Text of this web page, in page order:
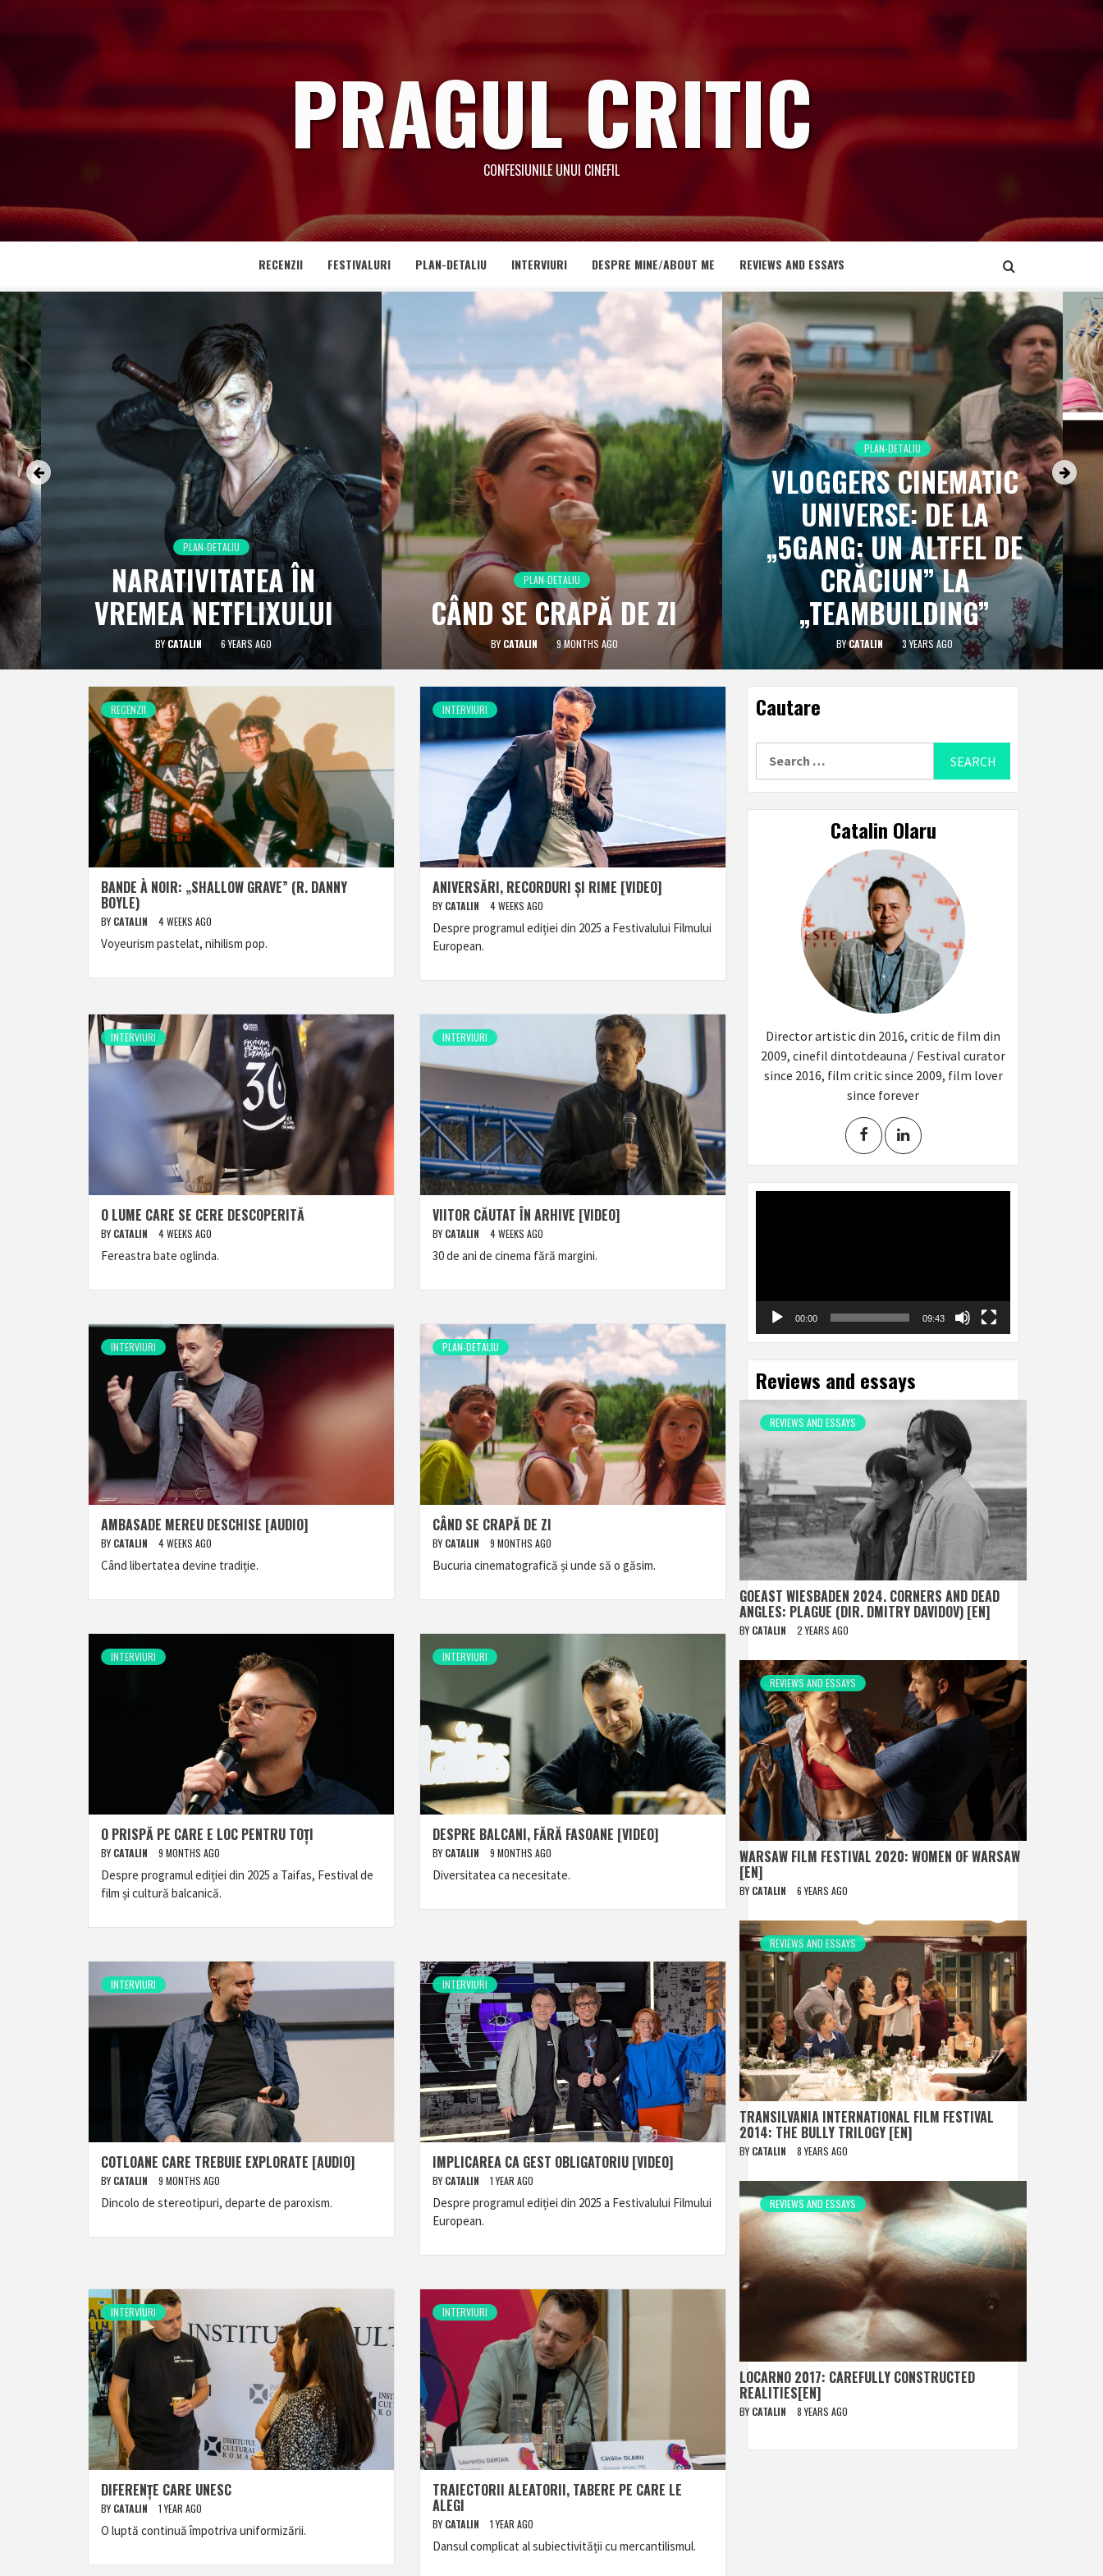
PRAGUL CRITIC
CONFESIUNILE UNUI CINEFIL
RECENZII FESTIVALURI PLAN-DETALIU INTERVIURI DESPRE MINE/ABOUT ME REVIEWS AND ESSAYS
PLAN-DETALIU
NARATIVITATEA ÎN
VREMEA NETFLIXULUI
BYCATALIN 6 YEARS AGO
PLAN-DETALIU
CÂND SE CRAPĂ DE ZI
BY CATALIN 9 MONTHS AGO
PLAN-DETALIU
VLOGGERS CINEMATIC
UNIVERSE: DE LA
„5GANG: UN ALTFEL DE
CRĂCIUN” LA
„TEAMBUILDING”
BYCATALIN 3 YEARS AGO
RECENZII
BANDE À NOIR: „SHALLOW GRAVE” (R. DANNY
BOYLE)
BY CATALIN 4 WEEKS AGO
Voyeurism pastelat, nihilism pop.
INTERVIURI
ANIVERSĂRI, RECORDURI ȘI RIME [VIDEO]
BY CATALIN 4 WEEKS AGO
Despre programul ediției din 2025 a Festivalului Filmului
European.
INTERVIURI
O LUME CARE SE CERE DESCOPERITĂ
BY CATALIN 4 WEEKS AGO
Fereastra bate oglinda.
INTERVIURI
VIITOR CĂUTAT ÎN ARHIVE [VIDEO]
BY CATALIN 4 WEEKS AGO
30 de ani de cinema fără margini.
INTERVIURI
AMBASADE MEREU DESCHISE [AUDIO]
BY CATALIN 4 WEEKS AGO
Când libertatea devine tradiție.
PLAN-DETALIU
CÂND SE CRAPĂ DE ZI
BY CATALIN 9 MONTHS AGO
Bucuria cinematografică și unde să o găsim.
INTERVIURI
O PRISPĂ PE CARE E LOC PENTRU TOȚI
BY CATALIN 9 MONTHS AGO
Despre programul ediției din 2025 a Taifas, Festival de
film și cultură balcanică.
INTERVIURI
DESPRE BALCANI, FĂRĂ FASOANE [VIDEO]
BY CATALIN 9 MONTHS AGO
Diversitatea ca necesitate.
INTERVIURI
COTLOANE CARE TREBUIE EXPLORATE [AUDIO]
BY CATALIN 9 MONTHS AGO
Dincolo de stereotipuri, departe de paroxism.
INTERVIURI
IMPLICAREA CA GEST OBLIGATORIU [VIDEO]
BY CATALIN 1 YEAR AGO
Despre programul ediției din 2025 a Festivalului Filmului
European.
INTERVIURI
DIFERENȚE CARE UNESC
BY CATALIN 1 YEAR AGO
O luptă continuă împotriva uniformizării.
INTERVIURI
TRAIECTORII ALEATORII, TABERE PE CARE LE
ALEGI
BY CATALIN 1 YEAR AGO
Dansul complicat al subiectivității cu mercantilismul.
Cautare
Catalin Olaru
Director artistic din 2016, critic de film din
2009, cinefil dintotdeauna / Festival curator
since 2016, film critic since 2009, film lover
since forever
00:00 09:43
Reviews and essays
REVIEWS AND ESSAYS
GOEAST WIESBADEN 2024. CORNERS AND DEAD
ANGLES: PLAGUE (DIR. DMITRY DAVIDOV) [EN]
BY CATALIN 2 YEARS AGO
REVIEWS AND ESSAYS
WARSAW FILM FESTIVAL 2020: WOMEN OF WARSAW
[EN]
BY CATALIN 6 YEARS AGO
REVIEWS AND ESSAYS
TRANSILVANIA INTERNATIONAL FILM FESTIVAL
2014: THE BULLY TRILOGY [EN]
BY CATALIN 8 YEARS AGO
REVIEWS AND ESSAYS
LOCARNO 2017: CAREFULLY CONSTRUCTED
REALITIES[EN]
BY CATALIN 8 YEARS AGO